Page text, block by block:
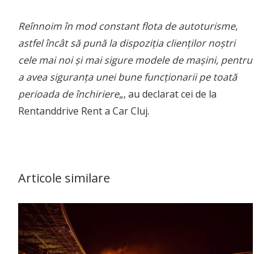
Reînnoim în mod constant flota de autoturisme,
astfel încât să pună la dispoziţia clienţilor noştri
cele mai noi şi mai sigure modele de maşini, pentru
a avea siguranţa unei bune funcţionarii pe toată
perioada de închiriere„, au declarat cei de la
Rentanddrive Rent a Car Cluj.
Articole similare